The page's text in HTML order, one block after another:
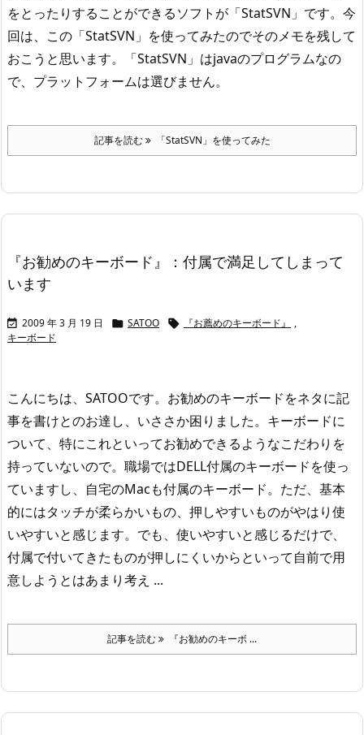
をとったりすることができるソフトが「StatSVN」です。 今
回は、この「StatSVN」を使ってみたのでそのメモを残して
おこうと思います。
「StatSVN」はjavaのプログラムなの
で、プラットフォームは選びません。
記事を読む 「StatSVN」を使ってみた
『お勧めのキーボード』：付属で満足してしまって
います
 2009 年 3 月 19 日  SATOO  『お薦めのキーボード』
,
キーボード
こんにちは、SATOOです。 お勧めのキーボードをネタに記
事を書けとのお達し、いささか困りました。 キーボードに
ついて、特にこれといってお勧めできるようなこだわりを
持っていないので。 職場ではDELL付属のキーボードを使っ
ていますし、自宅のMacも付属のキーボード。 ただ、基本
的にはタッチが柔らかいもの、押しやすいものがやはり使
いやすいと感じます。 でも、使いやすいと感じるだけで、
付属で付いてきたものが押しにくいからといって自前で用
意しようとはあまり考え ...
記事を読む 『お勧めのキーボ ...